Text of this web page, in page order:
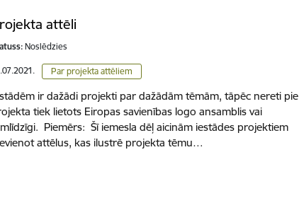
attēli
Noslēdzies
Par projekta attēliem
ir dažādi projekti par dažādām tēmām, tāpēc nereti pie
tiek lietots Eiropas savienības logo ansamblis vai
Piemērs: Šī iemesla dēļ aicinām iestādes projektiem
attēlus, kas ilustrē projekta tēmu…